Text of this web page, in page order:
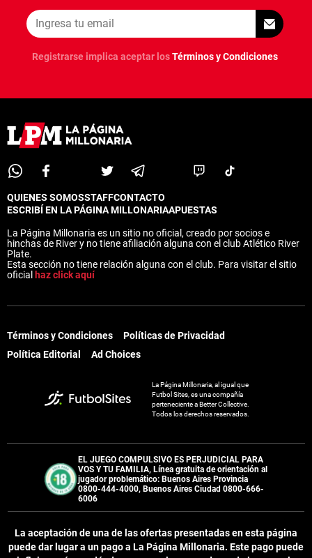
Registrarse implica aceptar losTérminos y Condiciones
QUIENES SOMOSSTAFFCONTACTO
ESCRIBÍ EN LA PÁGINA MILLONARIAAPUESTAS
La Página Millonaria es un sitio no oficial, creado por socios e
hinchas de River y no tiene afiliación alguna con el club Atlético River
Plate.
Esta sección no tiene relación alguna con el club. Para visitar el sitio
oficial haz click aquí
Términos y Condiciones
Políticas de Privacidad
Política Editorial
Ad Choices
La Página Millonaria, al igual que
Futbol Sites, es una compañía
perteneciente a Better Collective.
Todos los derechos reservados.
EL JUEGO COMPULSIVO ES PERJUDICIAL PARA
VOS Y TU FAMILIA, Línea gratuita de orientación al
jugador problemático: Buenos Aires Provincia
0800-444-4000, Buenos Aires Ciudad 0800-666-
6006
La aceptación de una de las ofertas presentadas en esta página
puede dar lugar a un pago a La Página Millonaria. Este pago puede